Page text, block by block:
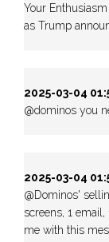
Your
as Trump
2025-03-04
@dominos you
2025-03-04
@Dominos'
screens, 1
me with this